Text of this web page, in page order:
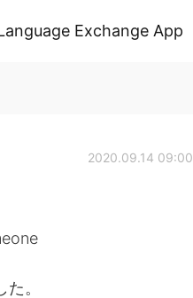
Exchange App
2020.09.14 09:00
。